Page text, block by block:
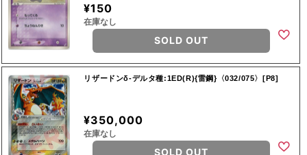
¥150
在庫なし
SOLD OUT
リザードンδ-デルタ種:1ED(R){雷鋼}〈032/075〉[P8]
¥350,000
在庫なし
SOLD OUT